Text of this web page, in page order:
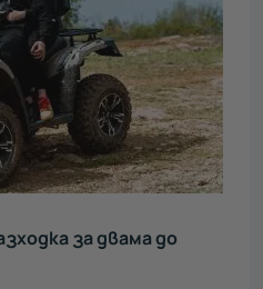
за двама до